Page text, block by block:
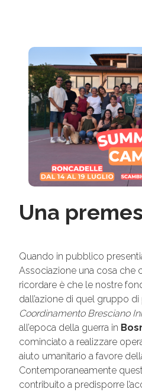
Una
Quando in pubblico
Associazione una cosa che
ricordare è che le nostre
dall’azione di quel gruppo di
Coordinamento Bresciano
all’epoca della guerra in
cominciato a realizzare
aiuto umanitario a favore
Contemporaneamente
contribuito a predisporre